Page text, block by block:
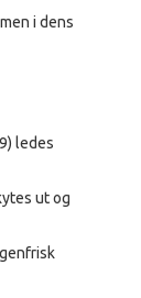
i dens
ledes
ut og